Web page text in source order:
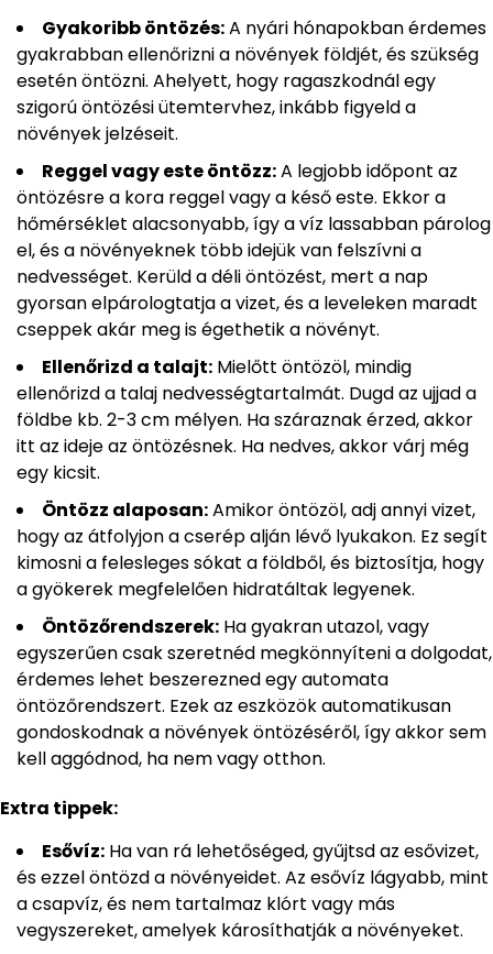
Gyakoribb öntözés:A nyári hónapokban érdemes
gyakrabban ellenőrizni a növények földjét, és szükség
esetén öntözni. Ahelyett, hogy ragaszkodnál egy
szigorú öntözési ütemtervhez, inkább figyeld a
növények jelzéseit.
Reggel vagy este öntözz:A legjobb időpont az
öntözésre a kora reggel vagy a késő este. Ekkor a
hőmérséklet alacsonyabb, így a víz lassabban párolog
el, és a növényeknek több idejük van felszívni a
nedvességet. Kerüld a déli öntözést, mert a nap
gyorsan elpárologtatja a vizet, és a leveleken maradt
cseppek akár meg is égethetik a növényt.
Ellenőrizd a talajt: Mielőtt öntözöl, mindig
ellenőrizd a talaj nedvességtartalmát. Dugd az ujjad a
földbe kb. 2-3 cm mélyen. Ha száraznak érzed, akkor
itt az ideje az öntözésnek. Ha nedves, akkor várj még
egy kicsit.
Öntözz alaposan:Amikor öntözöl, adj annyi vizet,
hogy az átfolyjon a cserép alján lévő lyukakon. Ez segít
kimosni a felesleges sókat a földből, és biztosítja, hogy
a gyökerek megfelelően hidratáltak legyenek.
Öntözőrendszerek: Ha gyakran utazol, vagy
egyszerűen csak szeretnéd megkönnyíteni a dolgodat,
érdemes lehet beszerezned egy automata
öntözőrendszert. Ezek az eszközök automatikusan
gondoskodnak a növények öntözéséről, így akkor sem
kell aggódnod, ha nem vagy otthon.
Extra tippek:
Esővíz: Ha van rá lehetőséged, gyűjtsd az esővizet,
és ezzel öntözd a növényeidet. Az esővíz lágyabb, mint
a csapvíz, és nem tartalmaz klórt vagy más
vegyszereket, amelyek károsíthatják a növényeket.